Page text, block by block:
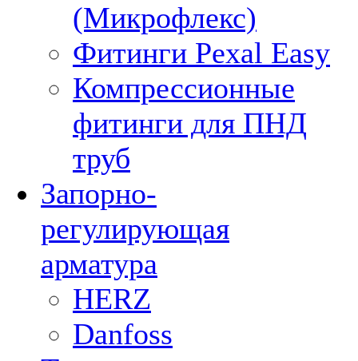
(Микрофлекс)
Фитинги Pexal Easy
Компрессионные
фитинги для ПНД
труб
Запорно-
регулирующая
арматура
HERZ
Danfoss